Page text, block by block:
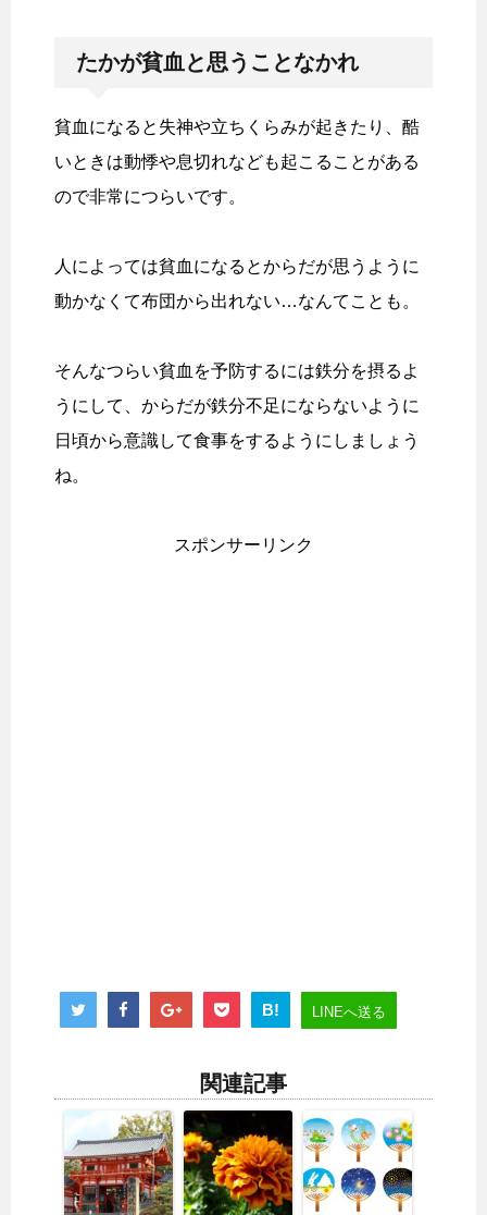
たかが貧血と思うことなかれ
貧血になると失神や立ちくらみが起きたり、酷
いときは動悸や息切れなども起こることがある
ので非常につらいです。
人によっては貧血になるとからだが思うように
動かなくて布団から出れない…なんてことも。
そんなつらい貧血を予防するには鉄分を摂るよ
うにして、からだが鉄分不足にならないように
日頃から意識して食事をするようにしましょう
ね。
スポンサーリンク
B! LINEへ送る
関連記事